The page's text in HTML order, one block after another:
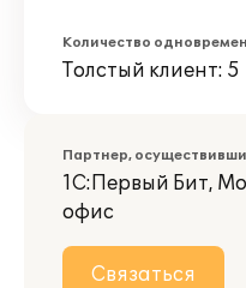
Количество
Толстый клиент: 5
Партнер,
1С:Первый Бит,
офис
Связаться